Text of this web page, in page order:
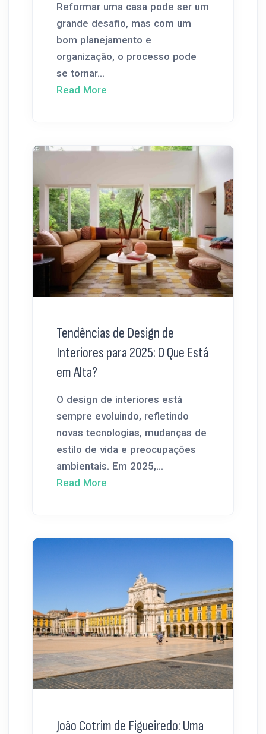
Reformar uma casa pode ser um
grande desafio, mas com um
bom planejamento e
organização, o processo pode
se tornar...
Read More
Tendências de Design de
Interiores para 2025: O Que Está
em Alta?
O design de interiores está
sempre evoluindo, refletindo
novas tecnologias, mudanças de
estilo de vida e preocupações
ambientais. Em 2025,...
Read More
João Cotrim de Figueiredo: Uma